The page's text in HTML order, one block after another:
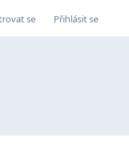
se Přihlásit se